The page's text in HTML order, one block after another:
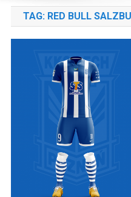
TAG: RED BULL